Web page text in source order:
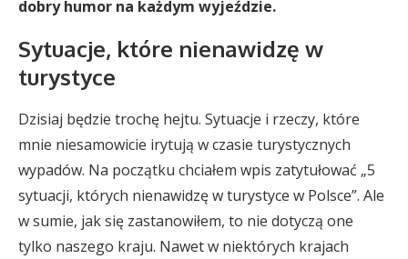
dobry humor na każdym wyjeździe.
Sytuacje, które nienawidzę w
turystyce
Dzisiaj będzie trochę hejtu. Sytuacje i rzeczy, które
mnie niesamowicie irytują w czasie turystycznych
wypadów. Na początku chciałem wpis zatytułować „5
sytuacji, których nienawidzę w turystyce w Polsce”. Ale
w sumie, jak się zastanowiłem, to nie dotyczą one
tylko naszego kraju. Nawet w niektórych krajach